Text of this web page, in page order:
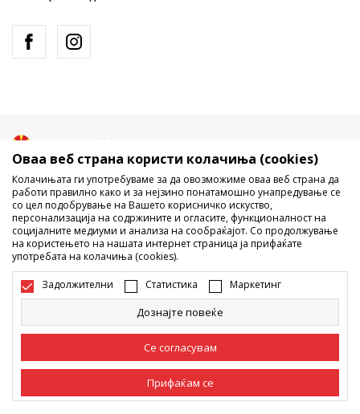
Не е дозволено превземање или користење на содржината од
интернет страните на Sport Vision, делумно или целосно a се
однесува на логоа, трговски марки, комерцијални содржини, ниту
истите да се отстапуваат на трети лица, јавно да се објавуваат или да
се користат за било какви цели, без писмена согласност од БДС.МК
ДООЕЛ.
Настојуваме да бидеме што попрецизни во описот на производот,
фотографијата и самата цена, но не можеме да гарантираме дака
сите информации се комплетни и без грешка. Сите прикажани
производи на сајтот се дел од нашата понуда, но не се подразбира
дека мораат да се достапни во секој момент. Достапноста на
Оваа веб страна користи колачиња (cookies)
Колачињата ги употребуваме за да овозможиме оваа веб страна да
работи правилно како и за нејзино понатамошно унапредување се
со цел подобрување на Вашето корисничко искуство,
персонализација на содржините и огласите, функционалност на
социјалните медиуми и анализа на сообраќајот. Со продолжување
на користењето на нашата интернет страница ја прифаќате
употребата на колачиња (cookies).
Задолжителни Статистика Маркетинг
Дознајте повеќе
Се согласувам
Прифаќам се